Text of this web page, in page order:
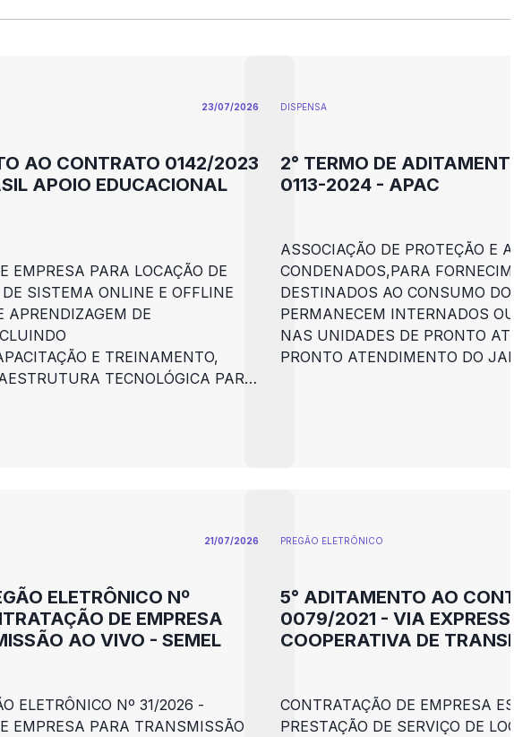
23/07/2026
AO CONTRATO 0142/2023
APOIO EDUCACIONAL
EMPRESA PARA LOCAÇÃO DE
SISTEMA ONLINE E OFFLINE
APRENDIZAGEM DE
E TREINAMENTO,
TECNOLÓGICA PARA
DISPENSA
2° TERMO DE
0113-2024 - APAC
ASSOCIAÇÃO DE PROTEÇÃO E
CONDENADOS,PARA
DESTINADOS AO CONSUMO
PERMANECEM INTERNADOS
NAS UNIDADES DE PRONTO
PRONTO ATENDIMENTO DO
21/07/2026
ELETRÔNICO Nº
DE EMPRESA
AO VIVO - SEMEL
ELETRÔNICO Nº 31/2026 -
EMPRESA PARA TRANSMISSÃO
PREGÃO ELETRÕNICO
5° ADITAMENTO AO
0079/2021 - VIA
COOPERATIVA DE
CONTRATAÇÃO DE EMPRESA
PRESTAÇÃO DE SERVIÇO DE